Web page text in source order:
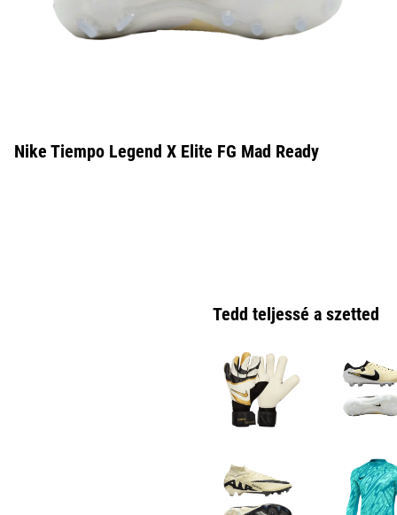
Nike Tiempo Legend X Elite FG Mad Ready
Tedd teljessé a szetted